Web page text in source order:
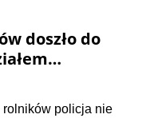
doszło do
rolników policja nie